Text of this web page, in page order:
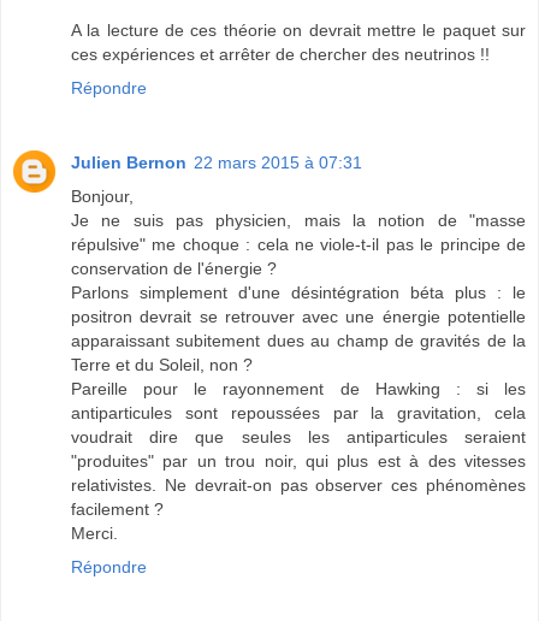
A la lecture de ces théorie on devrait mettre le paquet sur
ces expériences et arrêter de chercher des neutrinos !!
Répondre
Julien Bernon 22 mars 2015 à 07:31
Bonjour,
Je ne suis pas physicien, mais la notion de "masse
répulsive" me choque : cela ne viole-t-il pas le principe de
conservation de l'énergie ?
Parlons simplement d'une désintégration béta plus : le
positron devrait se retrouver avec une énergie potentielle
apparaissant subitement dues au champ de gravités de la
Terre et du Soleil, non ?
Pareille pour le rayonnement de Hawking : si les
antiparticules sont repoussées par la gravitation, cela
voudrait dire que seules les antiparticules seraient
"produites" par un trou noir, qui plus est à des vitesses
relativistes. Ne devrait-on pas observer ces phénomènes
facilement ?
Merci.
Répondre